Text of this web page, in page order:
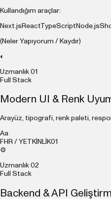
Kullandığım araçlar:
Next.js ReactTypeScript Node.js
(Neler Yapıyorum / Kaydır)
◐
Uzmanlık 01
Full Stack
Modern UI & Renk
Arayüz, tipografi, renk paleti,
Aa
FHR / YETKİNLİK01
⚙
Uzmanlık 02
Full Stack
Backend & API